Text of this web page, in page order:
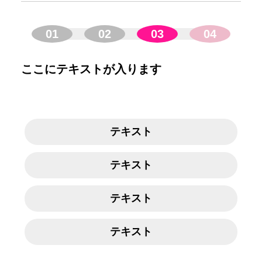
ここにテキストが入ります
01 02 03 04
テキスト
テキスト
テキスト
テキスト